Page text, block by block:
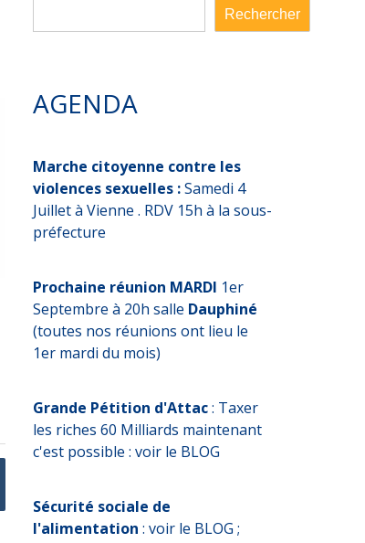
Rechercher
AGENDA
Marche citoyenne contre les
violences sexuelles :Samedi 4
Juillet à Vienne . RDV 15h à la sous-
préfecture
Prochaine réunion MARDI 1er
Septembre à 20h salle Dauphiné
(toutes nos réunions ont lieu le
1er mardi du mois)
Grande Pétition d'Attac: Taxer
les riches 60 Milliards maintenant
c'est possible : voir le BLOG
Sécurité sociale de
l'alimentation : voir le BLOG ;